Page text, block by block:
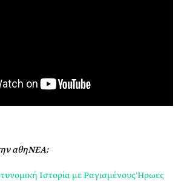
αθηΝΕΑ:
Ιστορία με Ραγισμένους Ήρωες